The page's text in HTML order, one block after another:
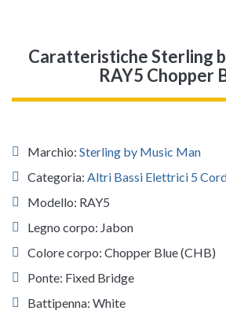
Caratteristiche Sterling
RAY5 Chopper
Marchio: Sterling by Music Man
Categoria: Altri Bassi Elettrici 5
Modello: RAY5
Legno corpo: Jabon
Colore corpo: Chopper Blue (CHB)
Ponte: Fixed Bridge
Battipenna: White